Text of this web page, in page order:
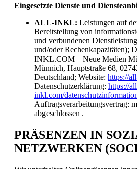
Eingesetzte Dienste und
ALL-INKL: Leistungen auf
Bereitstellung von
und verbundenen
und/oder Rechenkapazitäten);
INKL.COM – Neue Medien
Münnich, Hauptstraße 68,
Deutschland; Website: https://
Datenschutzerklärung: https://
inkl.com/
Auftragsverarbeitungsvertrag:
abgeschlossen .
PRÄSENZEN IN
NETZWERKEN